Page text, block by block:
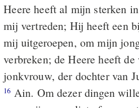
Heere heeft al mijn sterken
mij vertreden; Hij heeft een
mij uitgeroepen, om mijn
verbreken; de Heere heeft
jonkvrouw, der dochter van
16 Ain. Om dezer dingen